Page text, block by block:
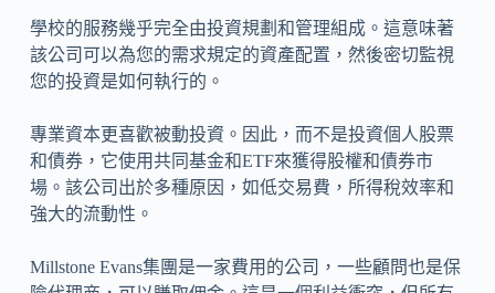
學校的服務幾乎完全由投資規劃和管理組成。這意味著
該公司可以為您的需求規定的資產配置，然後密切監視
您的投資是如何執行的。
專業資本更喜歡被動投資。因此，而不是投資個人股票
和債券，它使用共同基金和ETF來獲得股權和債券市
場。該公司出於多種原因，如低交易費，所得稅效率和
強大的流動性。
Millstone Evans集團是一家費用的公司，一些顧問也是保